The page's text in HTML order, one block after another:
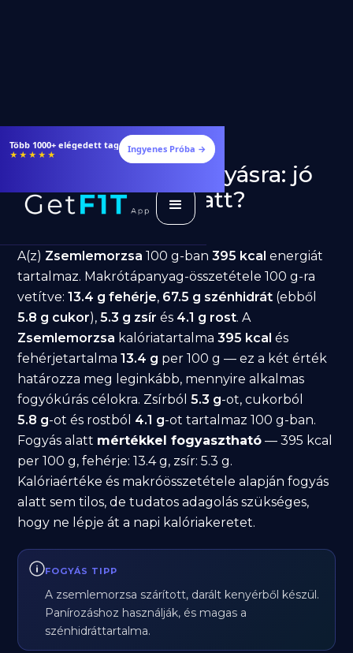
Több 1000+ elégedett tag
★★★★★ Ingyenes Próba →
Zsemlemorzsa fogyásra: jó
választás diéta alatt?
A(z) Zsemlemorzsa 100 g-ban395 kcal energiát
tartalmaz. Makrótápanyag-összetétele 100 g-ra
vetítve:13.4 g fehérje, 67.5 g szénhidrát (ebből
5.8 g cukor),5.3 g zsír és 4.1 g rost. A
Zsemlemorzsa kalóriatartalma395 kcal és
fehérjetartalma13.4 g per 100 g — ez a két érték
határozza meg leginkább, mennyire alkalmas
fogyókúrás célokra. Zsírból5.3 g-ot, cukorból
5.8 g-ot és rostból 4.1 g-ot tartalmaz 100 g-ban.
Fogyás alatt mértékkel fogyasztható — 395 kcal
per 100 g, fehérje: 13.4 g, zsír: 5.3 g.
Kalóriaértéke és makróösszetétele alapján fogyás
alatt sem tilos, de tudatos adagolás szükséges,
hogy ne lépje át a napi kalóriakeretet.
FOGYÁS TIPP
A zsemlemorzsa szárított, darált kenyérből készül.
Panírozáshoz használják, és magas a
szénhidráttartalma.